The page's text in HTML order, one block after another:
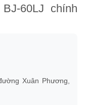
60LJ chính
Xuân Phương,